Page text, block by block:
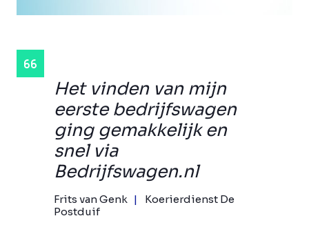
Het vinden van mijn
eerste bedrijfswagen
ging gemakkelijk en
snel via
Bedrijfswagen.nl
Frits van Genk
Koerierdienst De
Postduif